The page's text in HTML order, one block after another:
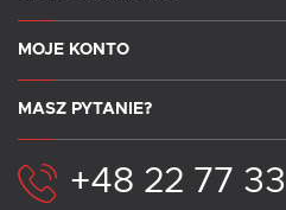
MOJE KONTO
MASZ PYTANIE?
+48 22 77